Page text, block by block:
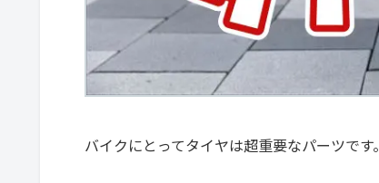
バイクにとってタイヤは超重要なパーツです。